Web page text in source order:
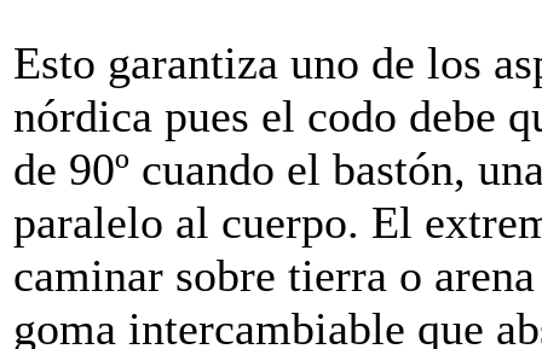
Esto garantiza uno de los
nórdica pues el codo debe
de 90º cuando el bastón,
paralelo al cuerpo. El
caminar sobre tierra o
goma intercambiable que